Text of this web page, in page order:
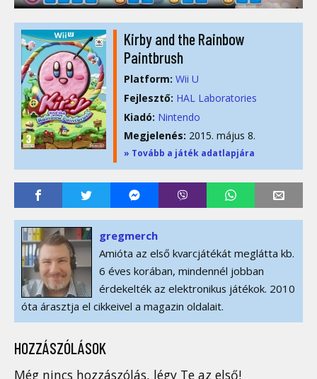
Kirby and the Rainbow
Paintbrush
Platform: Wii U
Fejlesztő: HAL Laboratories
Kiadó: Nintendo
Megjelenés: 2015. május 8.
» Tovább a játék adatlapjára
gregmerch
Amióta az első kvarcjátékát meglátta kb.
6 éves korában, mindennél jobban
érdekelték az elektronikus játékok. 2010
óta árasztja el cikkeivel a magazin oldalait.
HOZZÁSZÓLÁSOK
Még nincs hozzászólás, légy Te az első!